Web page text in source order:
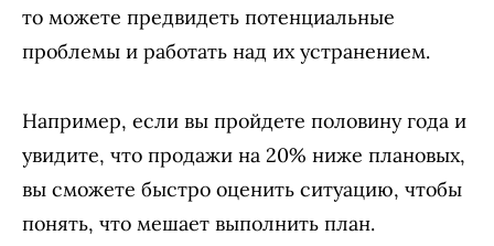
то можете предвидеть потенциальные
проблемы и работать над их устранением.
Например, если вы пройдете половину года и
увидите, что продажи на 20% ниже плановых,
вы сможете быстро оценить ситуацию, чтобы
понять, что мешает выполнить план.